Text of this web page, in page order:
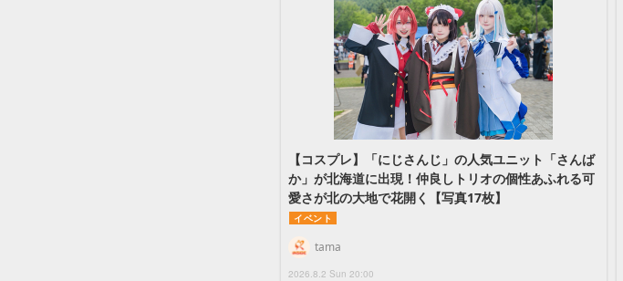
【コスプレ】「にじさんじ」の人気ユニット「さんば
か」が北海道に出現！仲良しトリオの個性あふれる可
愛さが北の大地で花開く【写真17枚】
イベント
2026.8.2 Sun 20:00
tama